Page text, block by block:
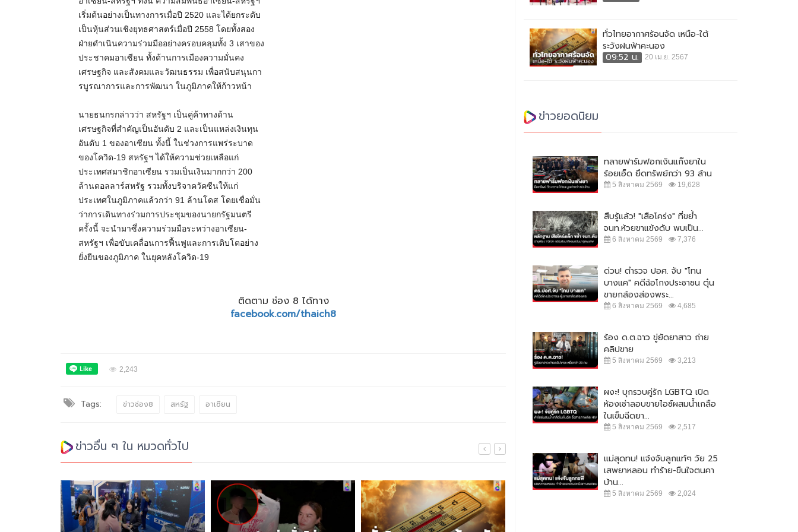
เริ่มต้นอย่างเป็นทางการเมื่อปี 2520 และได้ยกระดับ
เป็นหุ้นส่วนเชิงยุทธศาสตร์เมื่อปี 2558 โดยทั้งสอง
ฝ่ายดำเนินความร่วมมืออย่างครอบคลุมทั้ง 3 เสาของ
ประชาคมอาเซียน ทั้งด้านการเมืองความมั่นคง
เศรษฐกิจ และสังคมและวัฒนธรรม เพื่อสนับสนุนกา
รบูรณาการและการพัฒนา ในภูมิภาคให้ก้าวหน้า
นายธนกรกล่าวว่า สหรัฐฯ เป็นคู่ค้าทางด้าน
เศรษฐกิจที่สำคัญเป็นอันดับ 2 และเป็นแหล่งเงินทุน
อันดับ 1 ของอาเซียน ทั้งนี้ ในช่วงการแพร่ระบาด
ของโควิด-19 สหรัฐฯ ได้ให้ความช่วยเหลือแก่
ประเทศสมาชิกอาเซียน รวมเป็นเงินมากกว่า 200
ล้านดอลลาร์สหรัฐ รวมทั้งบริจาควัคซีนให้แก่
ประเทศในภูมิภาคแล้วกว่า 91 ล้านโดส โดยเชื่อมั่น
ว่าการเดินทางร่วมการประชุมของนายกรัฐมนตรี
ครั้งนี้ จะนำมาซึ่งความร่วมมือระหว่างอาเซียน-
สหรัฐฯ เพื่อขับเคลื่อนการฟื้นฟูและการเติบโตอย่าง
ยั่งยืนของภูมิภาค ในยุคหลังโควิด-19
ติดตาม ช่อง 8 ได้ทาง
facebook.com/thaich8
2,243
Tags: ข่าวช่อง8 สหรัฐ อาเซียน
ข่าวอื่น ๆ ใน หมวดทั่วไป
ทั่วไทยอากาศร้อนจัด เหนือ-ใต้
ระวังฝนฟ้าคะนอง
09:52 น.
20 เม.ย. 2567
ข่าวยอดนิยม
ทลายฟาร์มฟอกเงินแก๊งยาใน
ร้อยเอ็ด ยึดทรัพย์กว่า 93 ล้าน
5 สิงหาคม 2569 19,628
สืบรู้แล้ว! "เสือโคร่ง" ที่ขย้ำ
จนท.ห้วยขาแข้งดับ พบเป็น...
6 สิงหาคม 2569 7,376
ด่วน! ตำรวจ ปอศ. จับ "โทน
บางแค" คดีฉ้อโกงประชาชน ตุ๋น
ขายกล้องส่องพระ...
6 สิงหาคม 2569 4,685
ร้อง ด.ต.ฉาว ขู่ยัดยาสาว ถ่าย
คลิปขาย
5 สิงหาคม 2569 3,213
ผงะ! บุกรวบคู่รัก LGBTQ เปิด
ห้องเช่าลอบขายไอซ์ผสมน้ำเกลือ
ในเข็มฉีดยา...
5 สิงหาคม 2569 2,517
แม่สุดทน! แจ้งจับลูกแท้ๆ วัย 25
เสพยาหลอน ทำร้าย-ขืนใจตนคา
บ้าน...
5 สิงหาคม 2569 2,024